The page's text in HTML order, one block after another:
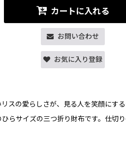
カートに入れる
お問い合わせ
お気に入り登録
スの愛らしさが、見る人を笑顔にする
らサイズの三つ折り財布です。仕切